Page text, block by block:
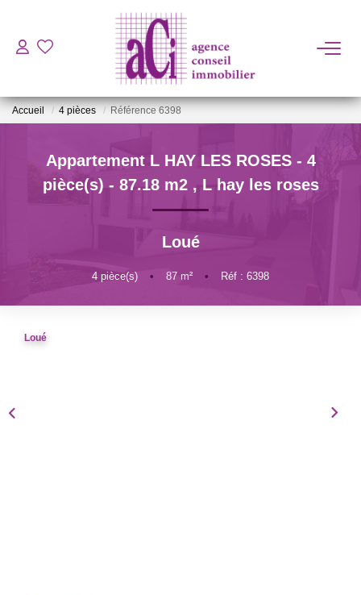
ACHETER
ESTIMER
BIENS VENDUS
Accueil 4 pièces Référence 6398
Appartement L HAY LES ROSES - 4
pièce(s) - 87.18 m2 , L hay les roses
Loué
4 pièce(s) • 87 m² • Réf : 6398
Loué